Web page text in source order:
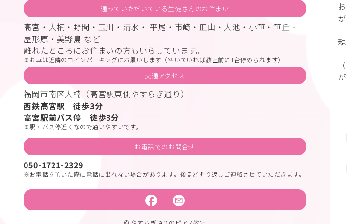
通っていただいている生徒さんのお住まい
高宮・大楠・野間・玉川・清水・ 平尾・市崎・皿山・大池・小笹・笹丘・
屋形原・美野島 など
離れたところにお住まいの方もいらしています。
お車は近隣のコインパーキングにお願いします（空いていれば教室前に1台停められます）
交通アクセス
福岡市南区大楠（高宮駅東側やすらぎ通り）
西鉄高宮駅 徒歩3分
高宮駅前バス停 徒歩3分
駅・バス停近くなので通いやすいです。
お電話でのお問合せ
050-1721-2329
お電話を頂いた際に電話に出れない場合があります。後ほど折り返しご連絡させていただきます。
© やすらぎ通りのピアノ教室